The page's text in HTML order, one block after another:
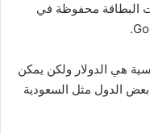
البطاقة محفوظة في
هي الدولار ولكن يمكن
الدول مثل السعودية